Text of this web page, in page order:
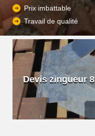
Prix imbattable
Travail de qualité
Devis zingueur